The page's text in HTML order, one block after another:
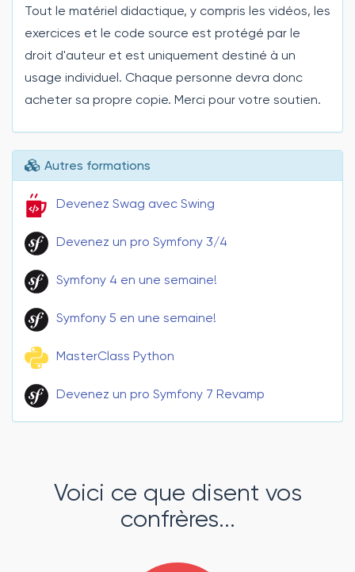
Tout le matériel didactique, y compris les vidéos, les
exercices et le code source est protégé par le
droit d'auteur et est uniquement destiné à un
usage individuel. Chaque personne devra donc
acheter sa propre copie. Merci pour votre soutien.
Autres formations
Devenez Swag avec Swing
Devenez un pro Symfony 3/4
Symfony 4 en une semaine!
Symfony 5 en une semaine!
MasterClass Python
Devenez un pro Symfony 7 Revamp
Voici ce que disent vos
confrères...